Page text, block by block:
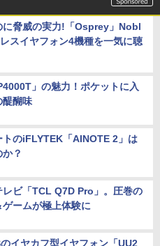
に脅威の実力!「Osprey」Nobl
スイヤフォン4機種を一気に聴
」の魅力！ポケットに入
醍醐味
のiFLYTEK「AINOTE 2」は
？
レビ「TCL Q7D Pro」。圧巻の
ームが極上体験に
イヤカフ型イヤフォン「UU2